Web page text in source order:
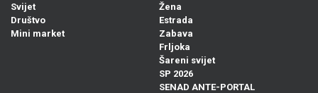
Svijet
Društvo
Mini market
Žena
Estrada
Zabava
Frljoka
Šareni svijet
SP 2026
SENAD ANTE-PORTAL